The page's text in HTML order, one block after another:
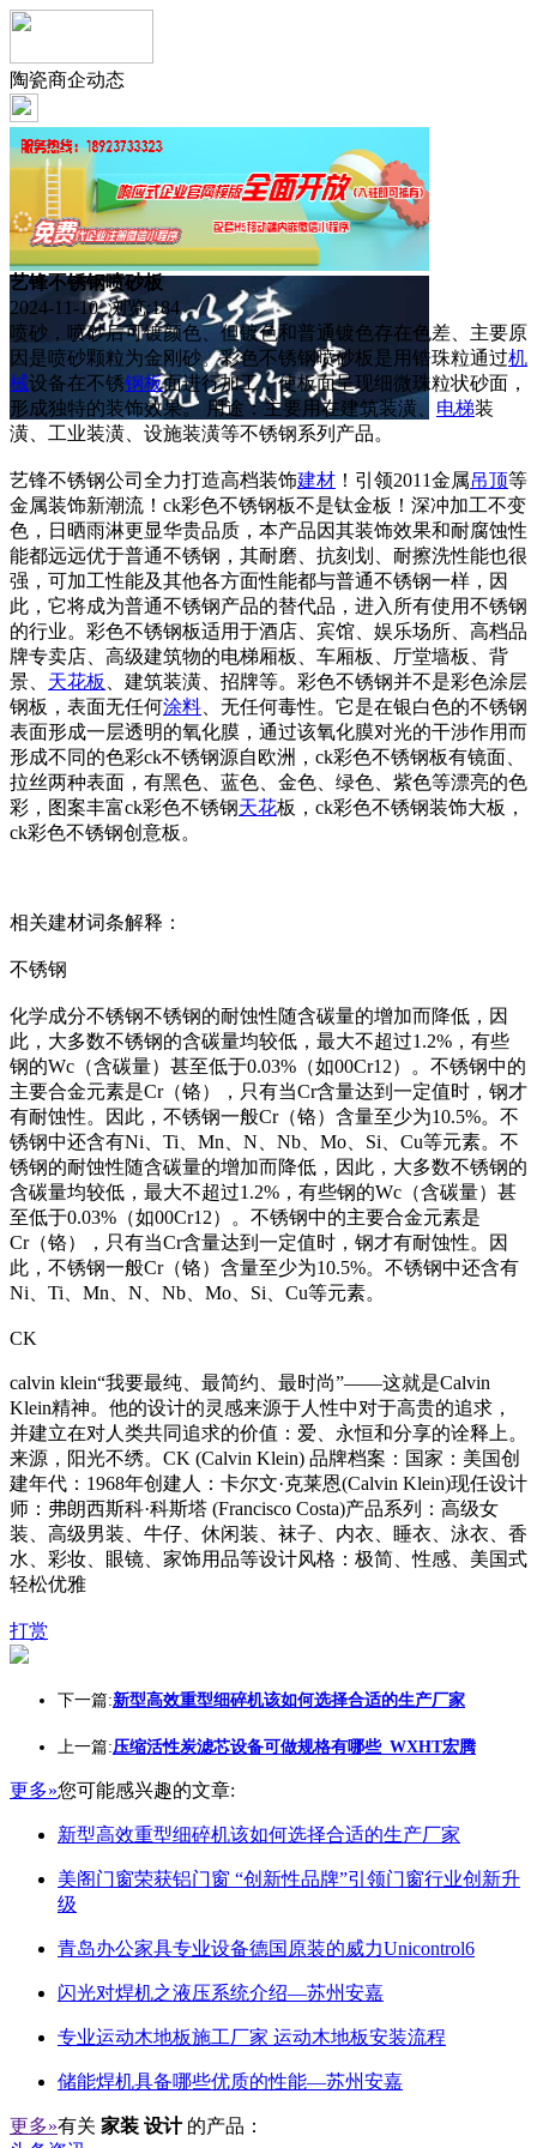
陶瓷商企动态
艺锋不锈钢喷砂板
2024-11-10 浏览:184
喷砂，喷砂后可镀颜色、但镀色和普通镀色存在色差、主要原
因是喷砂颗粒为金刚砂。彩色不锈钢喷砂板是用锆珠粒通过机
械设备在不锈钢板面进行加工，使板面呈现细微珠粒状砂面，
形成独特的装饰效果。 用途：主要用在建筑装潢、 电梯装
潢、工业装潢、设施装潢等不锈钢系列产品。
艺锋不锈钢公司全力打造高档装饰建材 ！引领2011金属吊顶等
金属装饰新潮流！ck彩色不锈钢板不是钛金板！深冲加工不变
色，日晒雨淋更显华贵品质，本产品因其装饰效果和耐腐蚀性
能都远远优于普通不锈钢，其耐磨、抗刻划、耐擦洗性能也很
强，可加工性能及其他各方面性能都与普通不锈钢一样，因
此，它将成为普通不锈钢产品的替代品，进入所有使用不锈钢
的行业。彩色不锈钢板适用于酒店、宾馆、娱乐场所、高档品
牌专卖店、高级建筑物的电梯厢板、车厢板、厅堂墙板、背
景、 天花板
、建筑装潢、招牌等。彩色不锈钢并不是彩色涂层
钢板，表面无任何涂料 、无任何毒性。它是在银白色的不锈钢
表面形成一层透明的氧化膜，通过该氧化膜对光的干涉作用而
形成不同的色彩ck不锈钢源自欧洲，ck彩色不锈钢板有镜面、
拉丝两种表面，有黑色、蓝色、金色、绿色、紫色等漂亮的色
彩，图案丰富ck彩色不锈钢天花板，ck彩色不锈钢装饰大板，
ck彩色不锈钢创意板。
相关建材词条解释：
不锈钢
化学成分不锈钢不锈钢的耐蚀性随含碳量的增加而降低，因
此，大多数不锈钢的含碳量均较低，最大不超过1.2%，有些
钢的Wc（含碳量）甚至低于0.03%（如00Cr12）。不锈钢中的
主要合金元素是Cr（铬），只有当Cr含量达到一定值时，钢才
有耐蚀性。因此，不锈钢一般Cr（铬）含量至少为10.5%。不
锈钢中还含有Ni、Ti、Mn、N、Nb、Mo、Si、Cu等元素。不
锈钢的耐蚀性随含碳量的增加而降低，因此，大多数不锈钢的
含碳量均较低，最大不超过1.2%，有些钢的Wc（含碳量）甚
至低于0.03%（如00Cr12）。不锈钢中的主要合金元素是
Cr（铬），只有当Cr含量达到一定值时，钢才有耐蚀性。因
此，不锈钢一般Cr（铬）含量至少为10.5%。不锈钢中还含有
Ni、Ti、Mn、N、Nb、Mo、Si、Cu等元素。
CK
calvin klein“我要最纯、最简约、最时尚”——这就是Calvin
Klein精神。他的设计的灵感来源于人性中对于高贵的追求，
并建立在对人类共同追求的价值：爱、永恒和分享的诠释上。
来源，阳光不绣。CK (Calvin Klein) 品牌档案：国家：美国创
建年代：1968年创建人：卡尔文·克莱恩(Calvin Klein)现任设计
师：弗朗西斯科·科斯塔 (Francisco Costa)产品系列：高级女
装、高级男装、牛仔、休闲装、袜子、内衣、睡衣、泳衣、香
水、彩妆、眼镜、家饰用品等设计风格：极简、性感、美国式
轻松优雅
打赏
下一篇:新型高效重型细碎机该如何选择合适的生产厂家
上一篇:压缩活性炭滤芯设备可做规格有哪些_WXHT宏腾
更多»您可能感兴趣的文章:
新型高效重型细碎机该如何选择合适的生产厂家
美阁门窗荣获铝门窗 “创新性品牌”引领门窗行业创新升
级
青岛办公家具专业设备德国原装的威力Unicontrol6
闪光对焊机之液压系统介绍—苏州安嘉
专业运动木地板施工厂家 运动木地板安装流程
储能焊机具备哪些优质的性能—苏州安嘉
更多»有关 家装 设计 的产品：